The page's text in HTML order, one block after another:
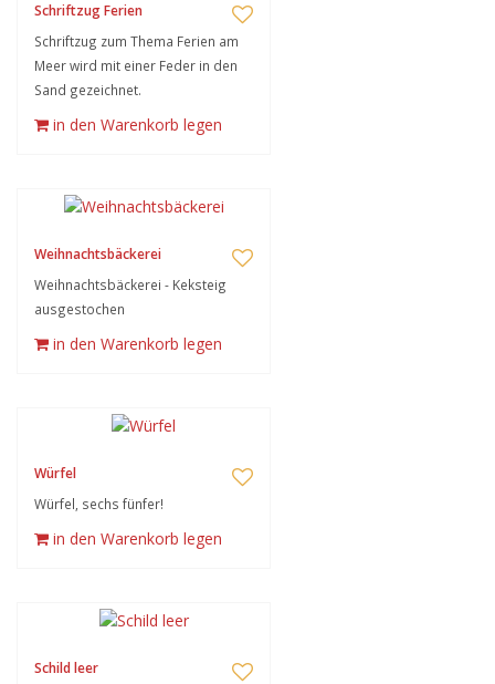
Schriftzug Ferien
Schriftzug zum Thema Ferien am
Meer wird mit einer Feder in den
Sand gezeichnet.
in den Warenkorb legen
Weihnachtsbäckerei
Weihnachtsbäckerei - Keksteig
ausgestochen
in den Warenkorb legen
Würfel
Würfel, sechs fünfer!
in den Warenkorb legen
Schild leer